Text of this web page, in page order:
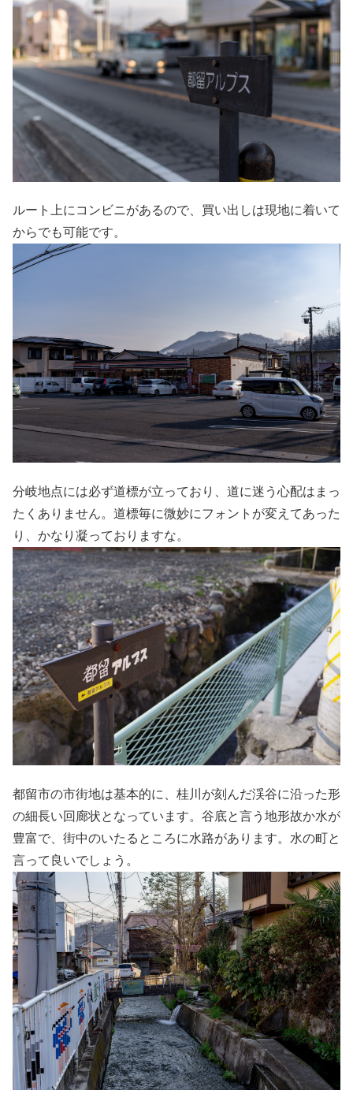
ルート上にコンビニがあるので、買い出しは現地に着いて
からでも可能です。
分岐地点には必ず道標が立っており、道に迷う心配はまっ
たくありません。道標毎に微妙にフォントが変えてあった
り、かなり凝っておりますな。
都留市の市街地は基本的に、桂川が刻んだ渓谷に沿った形
の細長い回廊状となっています。谷底と言う地形故か水が
豊富で、街中のいたるところに水路があります。水の町と
言って良いでしょう。